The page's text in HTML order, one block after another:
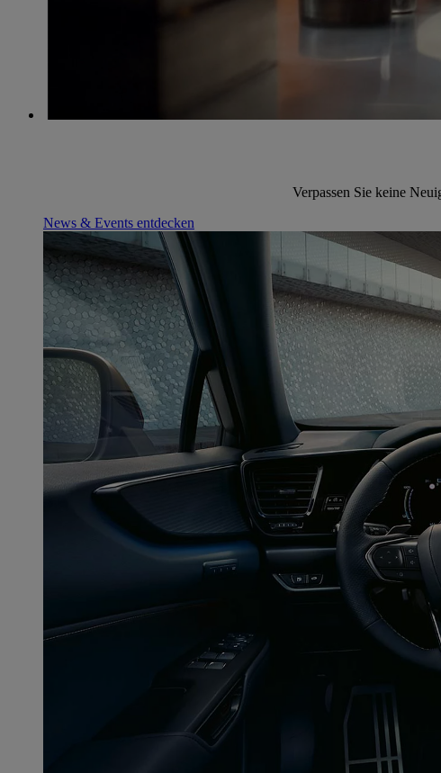
Verpassen Sie keine
News & Events entdecken